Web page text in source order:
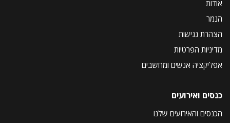
אודות
הנמר
הצהרת נגישות
מדיניות הפרטיות
אפליקציה אנשים ומחשבים
כנסים ואירועים
הכנסים והאירועים שלנו